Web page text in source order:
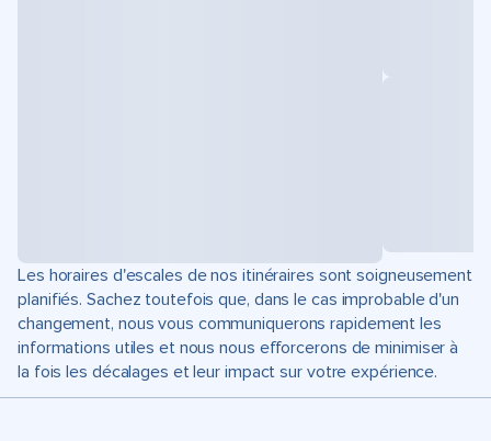
Les horaires d'escales de nos itinéraires sont soigneusement
planifiés. Sachez toutefois que, dans le cas improbable d'un
changement, nous vous communiquerons rapidement les
informations utiles et nous nous efforcerons de minimiser à
la fois les décalages et leur impact sur votre expérience.